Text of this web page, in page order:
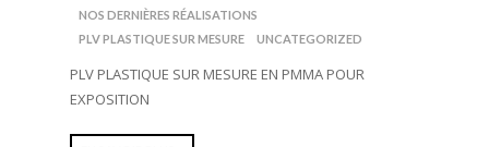
NOS DERNIÈRES RÉALISATIONS
PLV PLASTIQUE SUR MESURE
UNCATEGORIZED
PLV PLASTIQUE SUR MESURE EN PMMA POUR
EXPOSITION